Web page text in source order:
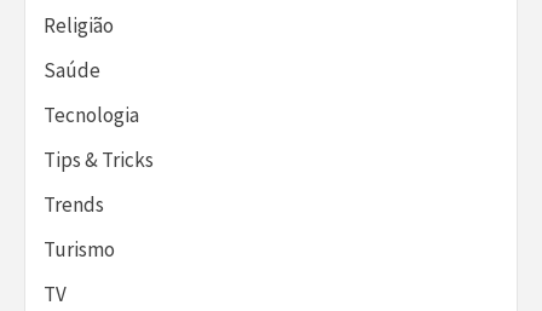
Religião
Saúde
Tecnologia
Tips & Tricks
Trends
Turismo
TV